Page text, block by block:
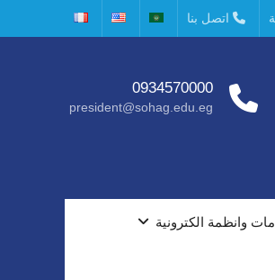
اتصل بنا
0934570000
president@sohag.edu.eg
وانظمة الكترونية